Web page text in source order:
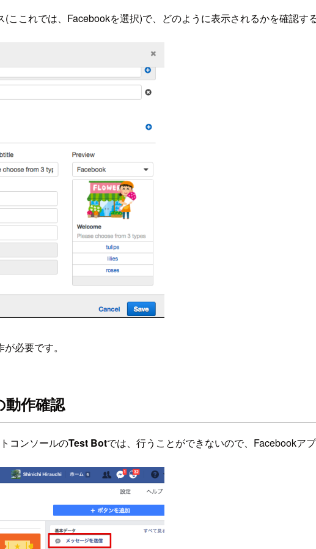
ここれでは、Facebookを選択)で、どのように表示されるかを確認す
必要です。
作確認
コンソールのTest Botでは、行うことができないので、Facebookア